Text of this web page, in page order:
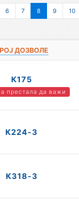
6 7 8 9 10
ДОЗВОЛЕ
К175
престала да важи
К224-3
К318-3